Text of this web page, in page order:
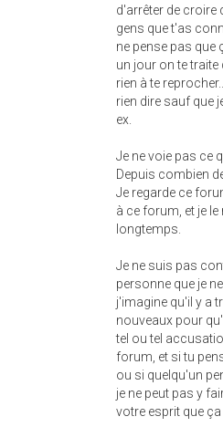
d'arrêter de croire
gens que t'as
ne pense pas que
un jour on te
rien à te
rien dire sauf que
ex.
Je ne voie pas ce
Depuis combien
Je regarde ce
à ce forum, et je
longtemps.
Je ne suis pas
personne que je
j'imagine qu'il y a
nouveaux pour
tel ou tel
forum, et si tu
ou si quelqu'un
je ne peut pas y
votre esprit que ça